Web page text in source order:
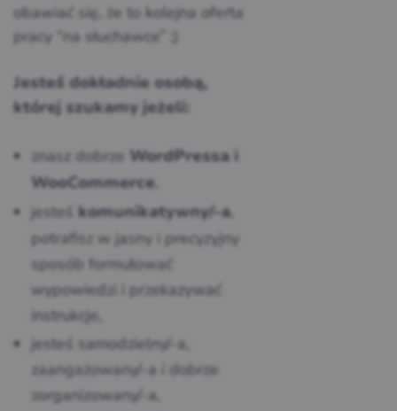
obawiać się, że to kolejna oferta
pracy “na słuchawce” ;)
Jesteś dokładnie osobą,
której szukamy jeżeli:
znasz dobrze
WordPressa i
WooCommerce
jesteś
komunikatywny/-a,
potrafisz w jasny i precyzyjny
sposób formułować
wypowiedzi i przekazywać
instrukcje,
jesteś samodzielny/-a,
zaangażowany/-a i dobrze
zorganizowany/-a,